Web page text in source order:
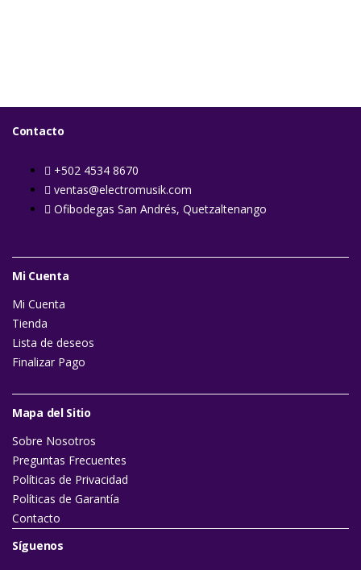
Contacto
+502 4534 8670
ventas@electromusik.com
Ofibodegas San Andrés, Quetzaltenango
Mi Cuenta
Mi Cuenta
Tienda
Lista de deseos
Finalizar Pago
Mapa del Sitio
Sobre Nosotros
Preguntas Frecuentes
Políticas de Privacidad
Políticas de Garantía
Contacto
Síguenos